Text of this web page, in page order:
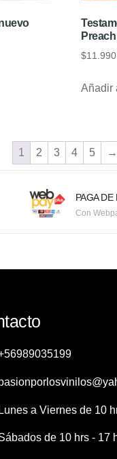
$11.990
Añadir
1 2 3 4 5 →
PAGA
Con
Lunes a Viernes de 10
de 10 hrs - 17